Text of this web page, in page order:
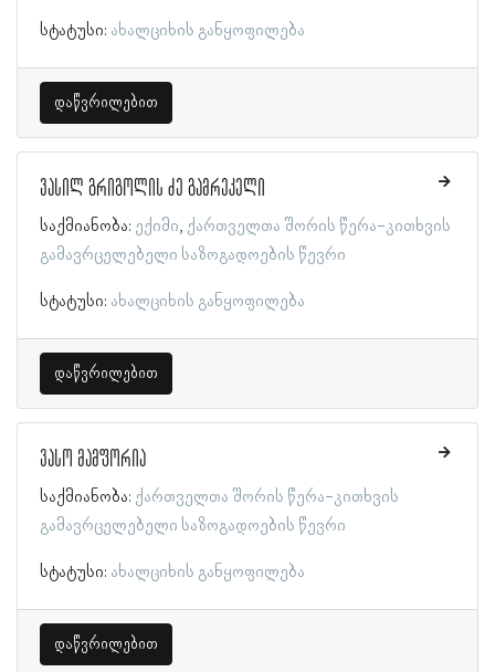
სტატუსი: ახალციხის განყოფილება
დაწვრილებით
ვასილ გრიგოლის ძე გამრეკელი
საქმიანობა: ექიმი ქართველთა შორის წერა-კითხვის
გამავრცელებელი საზოგადოების წევრი
სტატუსი: ახალციხის განყოფილება
დაწვრილებით
ვასო მამფორია
საქმიანობა: ქართველთა შორის წერა-კითხვის
გამავრცელებელი საზოგადოების წევრი
სტატუსი: ახალციხის განყოფილება
დაწვრილებით